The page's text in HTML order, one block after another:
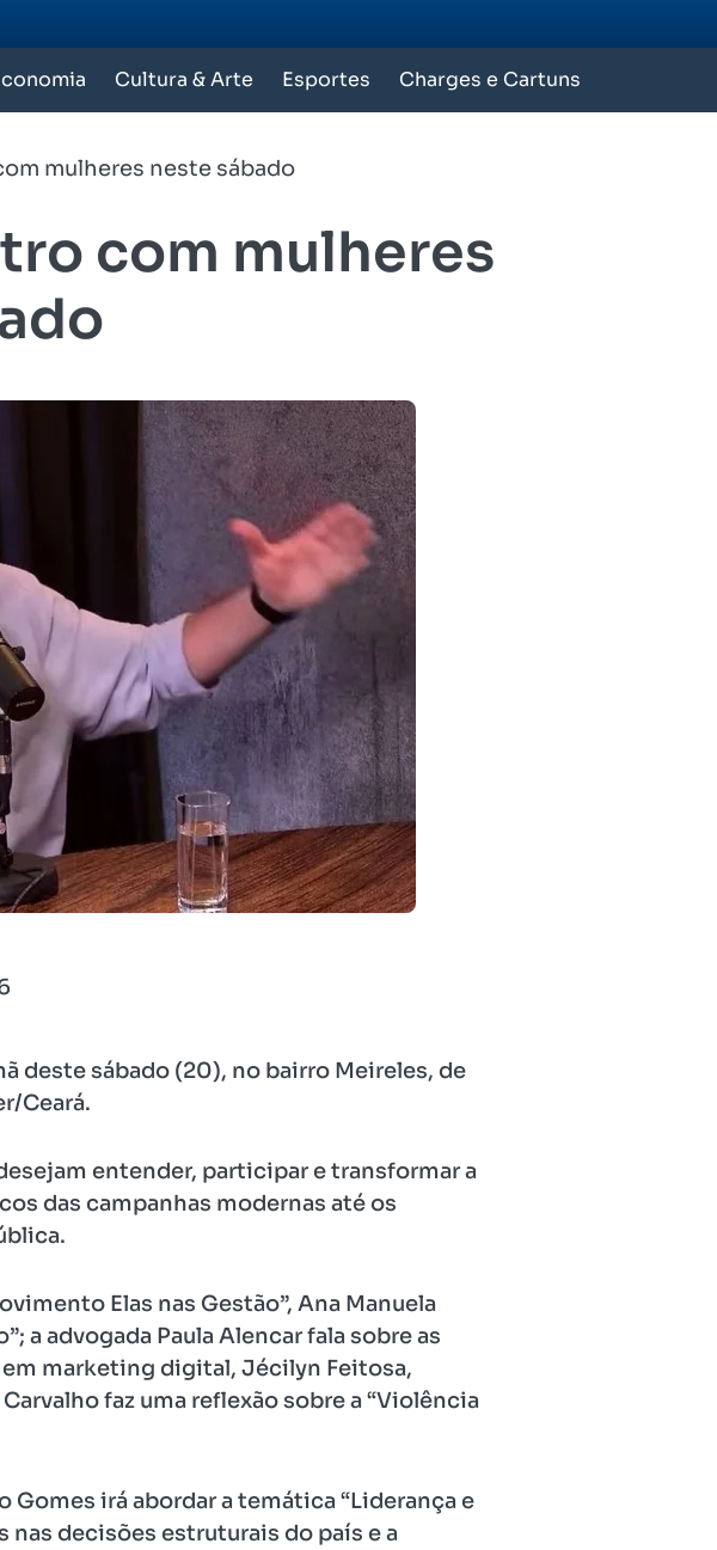
Cultura & Arte Esportes Charges e Cartuns
mulheres neste sábado
com mulheres
deste sábado (20), no bairro Meireles, de
Ceará.
entender, participar e transformar a
das campanhas modernas até os
Elas nas Gestão”, Ana Manuela
a advogada Paula Alencar fala sobre as
em marketing digital, Jécilyn Feitosa,
faz uma reflexão sobre a “Violência
irá abordar a temática “Liderança e
decisões estruturais do país e a